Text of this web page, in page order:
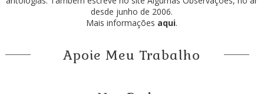
desde junho de 2006.
Mais informações aqui.
Apoie Meu Trabalho